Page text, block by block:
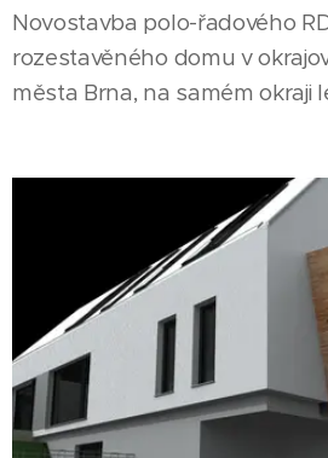
Novostavba polo-řadového
rozestavěného domu v
města Brna, na samém okraji